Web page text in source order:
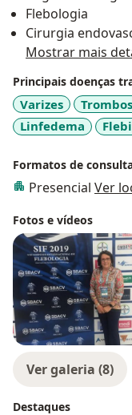
cuidadoso é
encontradas e
de diagnóstico,
fleboscópio ou o
de cada caso.
O
do tratamento,
fixo, celular ou
Flebologia
Cirurgia
Mostrar mais
Principais doenças
Varizes
Linfedema
Formatos de
Presencial Ver
Fotos e vídeos
Ver galeria (8)
Destaques